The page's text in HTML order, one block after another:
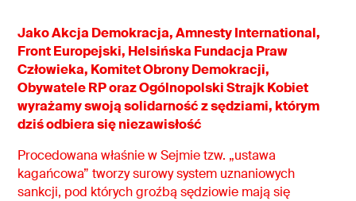
Jako Akcja Demokracja, Amnesty International,
Front Europejski, Helsińska Fundacja Praw
Człowieka, Komitet Obrony Demokracji,
Obywatele RP oraz Ogólnopolski Strajk Kobiet
wyrażamy swoją solidarność z sędziami, którym
dziś odbiera się niezawisłość
Procedowana właśnie w Sejmie tzw. „ustawa
kagańcowa” tworzy surowy system uznaniowych
sankcji, pod których groźbą sędziowie mają się